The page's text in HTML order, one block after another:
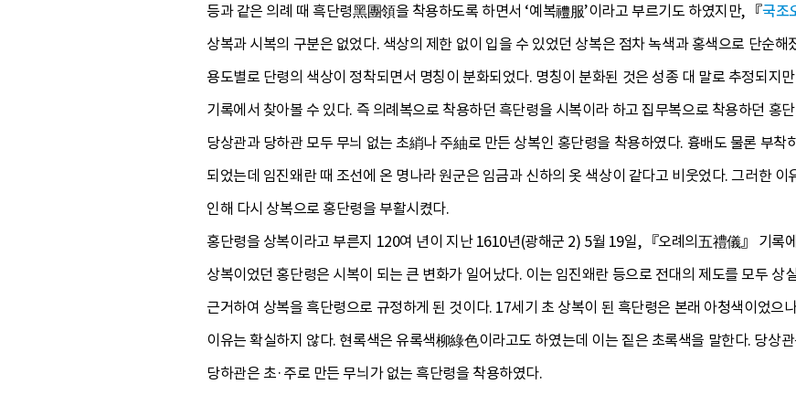
등과 같은 의례 때 흑단령黑團領을 착용하도록 하면서 ‘예복禮服’이라고 부르기도 하였지만, 『국조
상복과 시복의 구분은 없었다. 색상의 제한 없이 입을 수 있었던 상복은 점차 녹색과 홍색으로 단순
용도별로 단령의 색상이 정착되면서 명칭이 분화되었다. 명칭이 분화된 것은 성종 대 말로 추정되
기록에서 찾아볼 수 있다. 즉 의례복으로 착용하던 흑단령을 시복이라 하고 집무복으로 착용하던 홍
당상관과 당하관 모두 무늬 없는 초綃나 주紬로 만든 상복인 홍단령을 착용하였다. 흉배도 물론 부
되었는데 임진왜란 때 조선에 온 명나라 원군은 임금과 신하의 옷 색상이 같다고 비웃었다. 그러한
인해 다시 상복으로 홍단령을 부활시켰다.
홍단령을 상복이라고 부른지 120여 년이 지난 1610년(광해군 2) 5월 19일, 『오례의五禮儀』 기록
상복이었던 홍단령은 시복이 되는 큰 변화가 일어났다. 이는 임진왜란 등으로 전대의 제도를 모두
근거하여 상복을 흑단령으로 규정하게 된 것이다. 17세기 초 상복이 된 흑단령은 본래 아청색이었
이유는 확실하지 않다. 현록색은 유록색柳綠色이라고도 하였는데 이는 짙은 초록색을 말한다. 당상
당하관은 초·주로 만든 무늬가 없는 흑단령을 착용하였다.